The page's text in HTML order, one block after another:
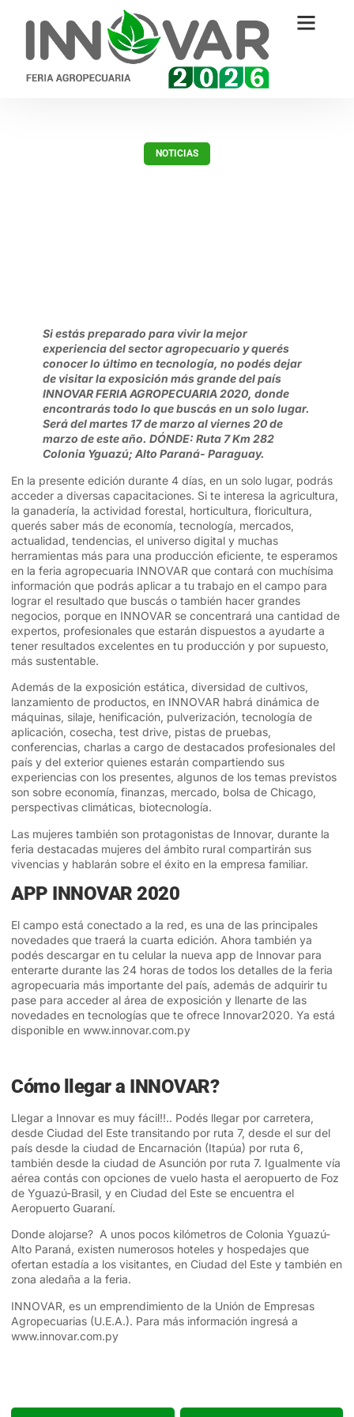
NOTICIAS
Si estás preparado para vivir la mejor
experiencia del sector agropecuario y querés
conocer lo último en tecnología, no podés dejar
de visitar la exposición más grande del país
INNOVAR FERIA AGROPECUARIA 2020, donde
encontrarás todo lo que buscás en un solo lugar.
Será del martes 17 de marzo al viernes 20 de
marzo de este año. DÓNDE: Ruta 7 Km 282
Colonia Yguazú; Alto Paraná- Paraguay.
En la presente edición durante 4 días, en un solo lugar, podrás
acceder a diversas capacitaciones. Si te interesa la agricultura,
la ganadería, la actividad forestal, horticultura, floricultura,
querés saber más de economía, tecnología, mercados,
actualidad, tendencias, el universo digital y muchas
herramientas más para una producción eficiente, te esperamos
en la feria agropecuaria INNOVAR que contará con muchísima
información que podrás aplicar a tu trabajo en el campo para
lograr el resultado que buscás o también hacer grandes
negocios, porque en INNOVAR se concentrará una cantidad de
expertos, profesionales que estarán dispuestos a ayudarte a
tener resultados excelentes en tu producción y por supuesto,
más sustentable.
Además de la exposición estática, diversidad de cultivos,
lanzamiento de productos, en INNOVAR habrá dinámica de
máquinas, silaje, henificación, pulverización, tecnología de
aplicación, cosecha, test drive, pistas de pruebas,
conferencias, charlas a cargo de destacados profesionales del
país y del exterior quienes estarán compartiendo sus
experiencias con los presentes, algunos de los temas previstos
son sobre economía, finanzas, mercado, bolsa de Chicago,
perspectivas climáticas, biotecnología.
Las mujeres también son protagonistas de Innovar, durante la
feria destacadas mujeres del ámbito rural compartirán sus
vivencias y hablarán sobre el éxito en la empresa familiar.
APP INNOVAR 2020
El campo está conectado a la red, es una de las principales
novedades que traerá la cuarta edición. Ahora también ya
podés descargar en tu celular la nueva app de Innovar para
enterarte durante las 24 horas de todos los detalles de la feria
agropecuaria más importante del país, además de adquirir tu
pase para acceder al área de exposición y llenarte de las
novedades en tecnologías que te ofrece Innovar2020. Ya está
disponible en www.innovar.com.py
Cómo llegar a INNOVAR?
Llegar a Innovar es muy fácil!!.. Podés llegar por carretera,
desde Ciudad del Este transitando por ruta 7, desde el sur del
país desde la ciudad de Encarnación (Itapúa) por ruta 6,
también desde la ciudad de Asunción por ruta 7. Igualmente vía
aérea contás con opciones de vuelo hasta el aeropuerto de Foz
de Yguazú-Brasil, y en Ciudad del Este se encuentra el
Aeropuerto Guaraní.
Donde alojarse? A unos pocos kilómetros de Colonia Yguazú-
Alto Paraná, existen numerosos hoteles y hospedajes que
ofertan estadía a los visitantes, en Ciudad del Este y también en
zona aledaña a la feria.
INNOVAR, es un emprendimiento de la Unión de Empresas
Agropecuarias (U.E.A.). Para más información ingresá a
www.innovar.com.py